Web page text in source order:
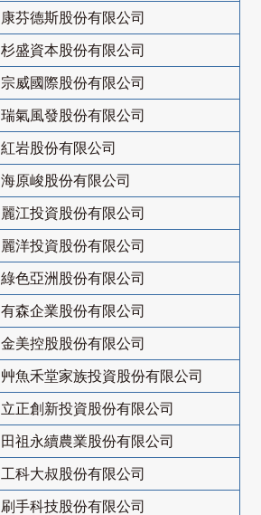
康芬德斯股份有限公司
杉盛資本股份有限公司
宗威國際股份有限公司
瑞氣風發股份有限公司
紅岩股份有限公司
海原峻股份有限公司
麗江投資股份有限公司
麗洋投資股份有限公司
綠色亞洲股份有限公司
有森企業股份有限公司
金美控股股份有限公司
艸魚禾堂家族投資股份有限公司
立正創新投資股份有限公司
田祖永續農業股份有限公司
工科大叔股份有限公司
刷手科技股份有限公司